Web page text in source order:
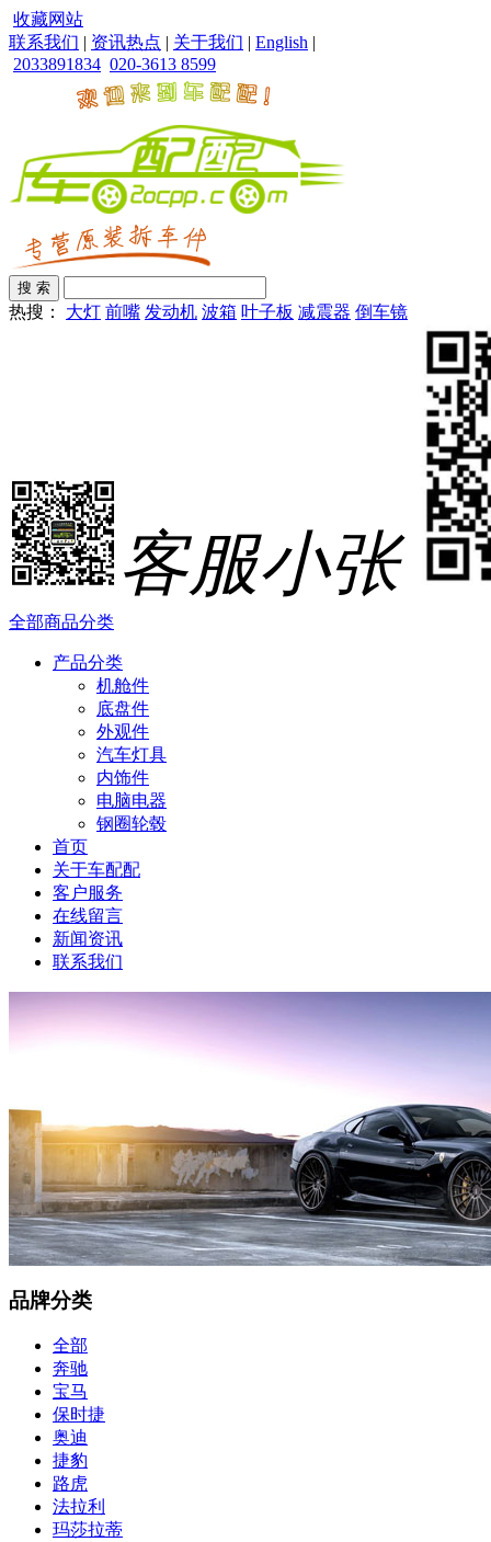
收藏网站
联系我们 | 资讯热点 | 关于我们 | English |
2033891834 020-3613 8599
热搜： 大灯 前嘴 发动机 波箱 叶子板 减震器 倒车镜
客服小张
全部商品分类
产品分类
机舱件
底盘件
外观件
汽车灯具
内饰件
电脑电器
钢圈轮毂
首页
关于车配配
客户服务
在线留言
新闻资讯
联系我们
品牌分类
全部
奔驰
宝马
保时捷
奥迪
捷豹
路虎
法拉利
玛莎拉蒂